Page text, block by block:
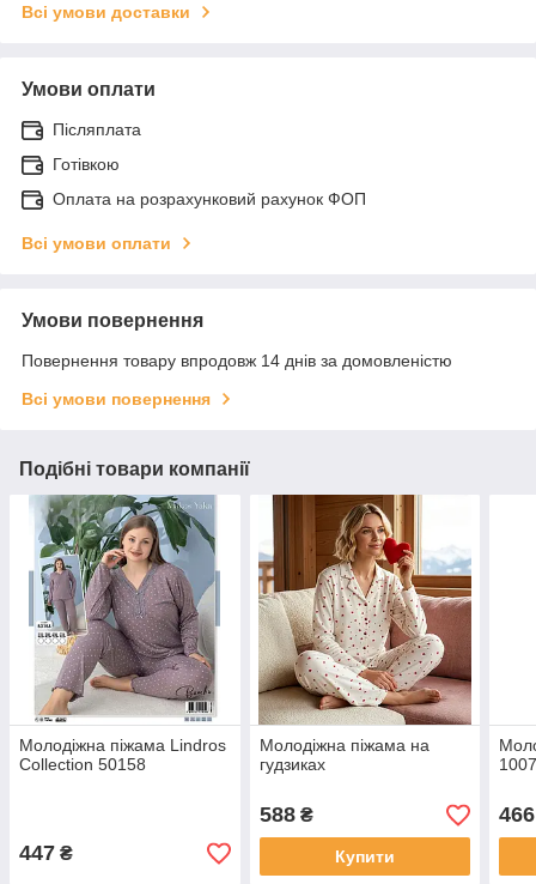
Всі умови доставки
Умови оплати
Післяплата
Готівкою
Оплата на розрахунковий рахунок ФОП
Всі умови оплати
Умови повернення
Повернення товару впродовж 14 днів за домовленістю
Всі умови повернення
Подібні товари компанії
Молодіжна піжама Lindros
Collection 50158
447 ₴
Молодіжна піжама на
гудзиках
588₴
Купити
466